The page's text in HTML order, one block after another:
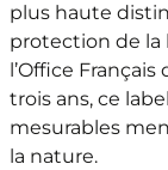
plus haute
protection de la
l’Office
trois ans, ce
mesurables
la nature.